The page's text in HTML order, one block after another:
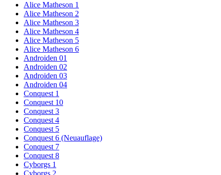
Alice Matheson 1
Alice Matheson 2
Alice Matheson 3
Alice Matheson 4
Alice Matheson 5
Alice Matheson 6
Androiden 01
Androiden 02
Androiden 03
Androiden 04
Conquest 1
Conquest 10
Conquest 3
Conquest 4
Conquest 5
Conquest 6 (Neuauflage)
Conquest 7
Conquest 8
Cyborgs 1
Cyborgs 2